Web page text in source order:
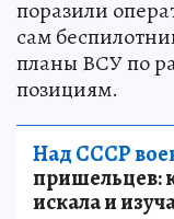
поразили
сам
планы ВСУ по
позициям.
Над СССР
пришельцев:
искала и